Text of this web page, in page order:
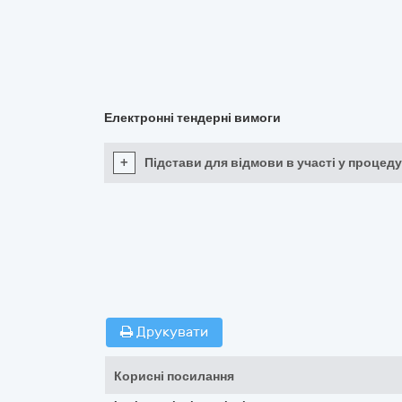
Електронні тендерні вимоги
+ Підстави для відмови в участі у
Друкувати
Корисні посилання